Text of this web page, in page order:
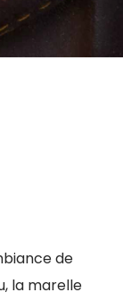
de
la marelle